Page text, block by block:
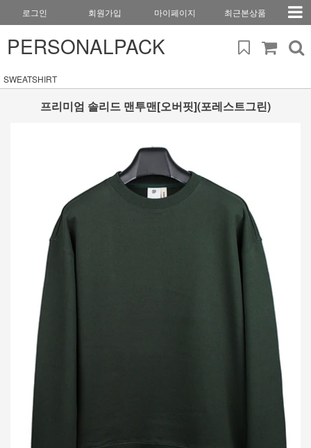
로그인 회원가입 마이페이지 최근본상품
PERSONALPACK
SWEATSHIRT
프리미엄 솔리드 맨투맨[오버핏](포레스트그린)